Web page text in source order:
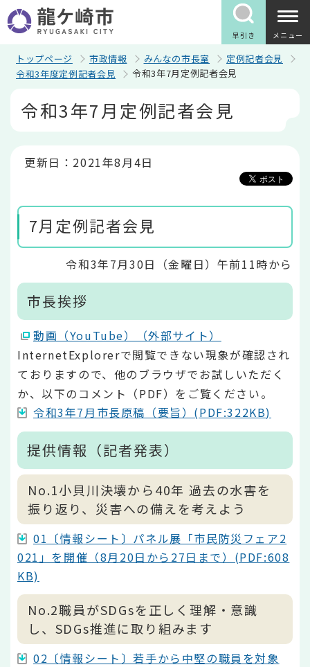
の
ペ
早引き メニュー
トップページ 市政情報 みんなの市長室
定例記者会見
令和3年度定例記者会見
令和3年7月定例記者会見
令和3年7月定例記者会見
更新日：2021年8月4日
7月定例記者会見
令和3年7月30日（金曜日）午前11時から
市長挨拶
動画（YouTube）（外部サイト）
InternetExplorerで閲覧できない現象が確認され
ておりますので、他のブラウザでお試しいただく
か、以下のコメント（PDF）をご覧ください。
令和3年7月市長原稿（要旨）(PDF:322KB)
提供情報（記者発表）
No.1小貝川決壊から40年 過去の水害を
振り返り、災害への備えを考えよう
01〔情報シート〕パネル展「市民防災フェア2
021」を開催（8月20日から27日まで）(PDF:608
KB)
No.2職員がSDGsを正しく理解・意識
し、SDGs推進に取り組みます
02〔情報シート〕若手から中堅の職員を対象